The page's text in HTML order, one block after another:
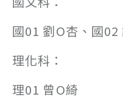
國01 劉O杏、國02
理化科：
理01 曾O綺